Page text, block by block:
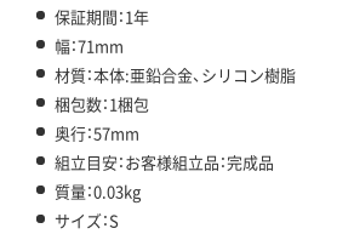
保証期間：1年
幅：71mm
材質：本体:亜鉛合金、シリコン樹脂
梱包数：1梱包
奥行：57mm
組立目安：お客様組立品：完成品
質量：0.03kg
サイズ：S